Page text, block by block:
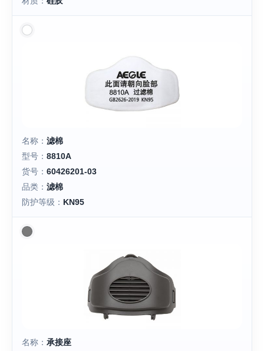
名称： 滤棉
型号： 8810A
货号： 60426201-03
品类： 滤棉
防护等级： KN95
名称： 承接座